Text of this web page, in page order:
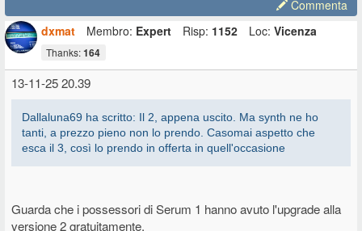
Commenta
dxmat
Membro: Expert Risp: 1152 Loc: Vicenza
Thanks:164
13-11-25 20.39
Dallaluna69 ha scritto: Il 2, appena uscito. Ma synth ne ho
tanti, a prezzo pieno non lo prendo. Casomai aspetto che
esca il 3, così lo prendo in offerta in quell'occasione
Guarda che i possessori di Serum 1 hanno avuto l'upgrade alla
versione 2 gratuitamente.